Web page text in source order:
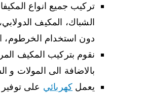
تركيب جميع انواع
الشباك، المكيف
دون استخدام الخرطوم،
نقوم بتركيب المكيف
بالاضافة الى المولات و
يعمل كهربائي على